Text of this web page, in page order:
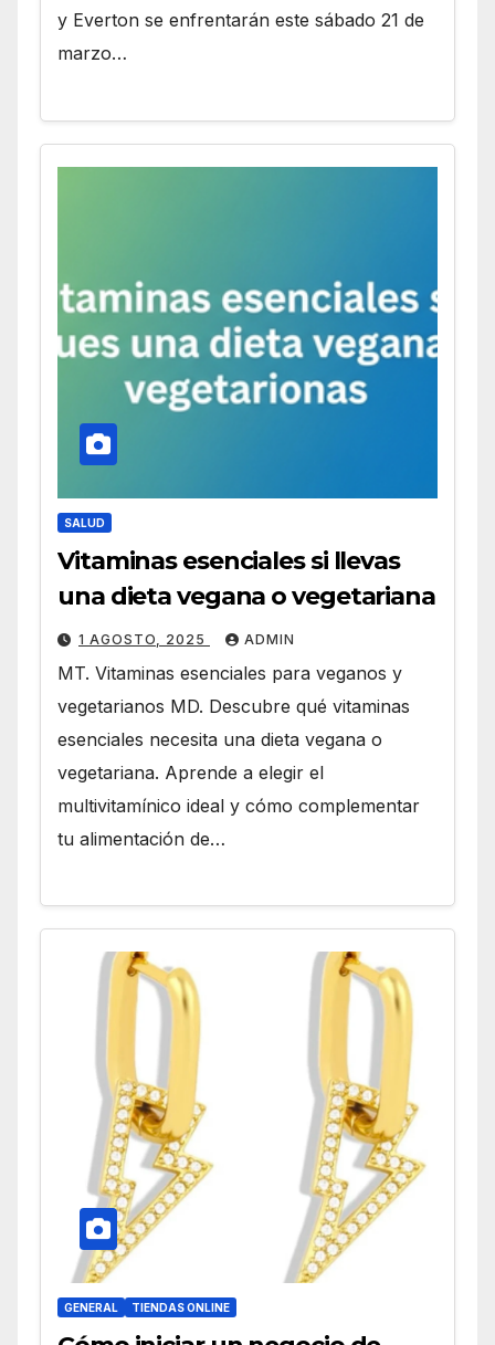
y Everton se enfrentarán este sábado 21 de
marzo…
SALUD
Vitaminas esenciales si llevas
una dieta vegana o vegetariana
1 AGOSTO, 2025 ADMIN
MT. Vitaminas esenciales para veganos y
vegetarianos MD. Descubre qué vitaminas
esenciales necesita una dieta vegana o
vegetariana. Aprende a elegir el
multivitamínico ideal y cómo complementar
tu alimentación de…
GENERAL TIENDAS ONLINE